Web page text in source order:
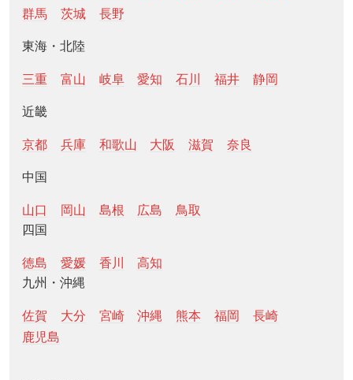
群馬
茨城 長野
東海・北陸
三重 富山 岐阜 愛知 石川 福井 静岡
近畿
京都 兵庫 和歌山 大阪 滋賀 奈良
中国
山口 岡山 島根 広島
鳥取
四国
徳島 愛媛 香川
高知
九州・沖縄
佐賀 大分 宮崎 沖縄 熊本 福岡
長崎
鹿児島